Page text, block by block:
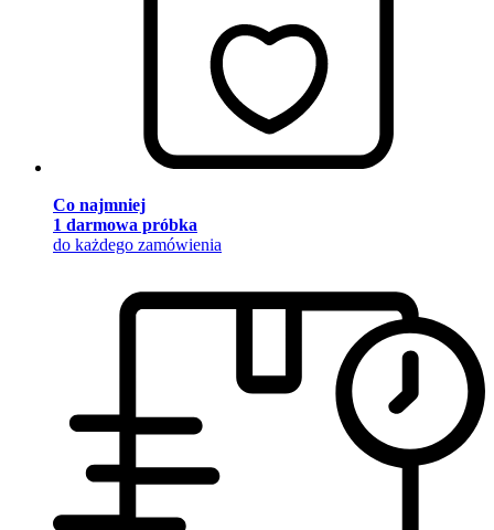
Co najmniej
1 darmowa próbka
do każdego zamówienia